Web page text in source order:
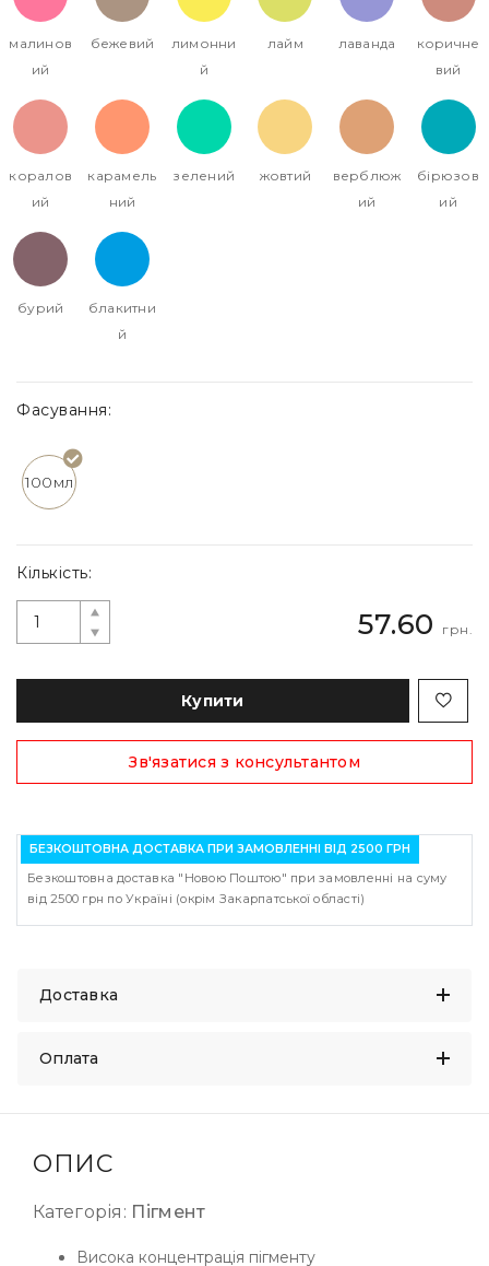
малинов
ий
бежевий
лимонни
й
лайм лаванда
коричне
вий
коралов
ий
карамель
ний
зелений жовтий
верблюж
ий
бірюзов
ий
бурий
блакитни
й
Фасування:
100мл
Кількість:
57.60 грн.
Купити
Зв'язатися з консультантом
БЕЗКОШТОВНА ДОСТАВКА ПРИ ЗАМОВЛЕННІ ВІД 2500 ГРН
Безкоштовна доставка "Новою Поштою" при замовленні на суму
від 2500 грн по Україні (окрім Закарпатської області)
Доставка
Оплата
ОПИС
Категорія: Пігмент
Висока концентрація пігменту